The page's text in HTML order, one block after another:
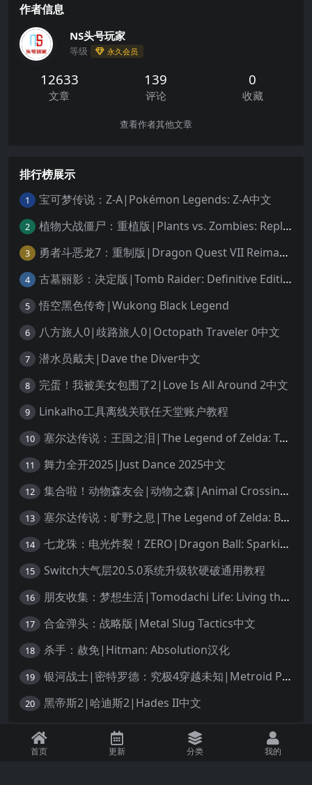
作者信息
NS头号玩家
等级 永久会员
12633
文章
139
评论
0
收藏
查看作者其他文章
排行榜展示
1 宝可梦传说：Z-A|Pokémon Legends: Z-A中文
2 植物大战僵尸：重植版|Plants vs. Zombies: Replanted中文
3 勇者斗恶龙7：重制版|Dragon Quest VII Reimagined中文
4 古墓丽影：决定版|Tomb Raider: Definitive Edition中文
5 悟空黑色传奇|Wukong Black Legend
6 八方旅人0|歧路旅人0|Octopath Traveler 0中文
7 潜水员戴夫|Dave the Diver中文
8 完蛋！我被美女包围了2|Love Is All Around 2中文
9 Linkalho工具离线关联任天堂账户教程
10 塞尔达传说：王国之泪|The Legend of Zelda: Tears of the Kingdom中文
11 舞力全开2025|Just Dance 2025中文
12 集合啦！动物森友会|动物之森|Animal Crossing: New Horizons中文
13 塞尔达传说：旷野之息|The Legend of Zelda: Breath of the Wild中文
14 七龙珠：电光炸裂！ZERO|Dragon Ball: Sparking! Zero中文
15 Switch大气层20.5.0系统升级软硬破通用教程
16 朋友收集：梦想生活|Tomodachi Life: Living the Dream中文
17 合金弹头：战略版|Metal Slug Tactics中文
18 杀手：赦免|Hitman: Absolution汉化
19 银河战士|密特罗德：究极4穿越未知|Metroid Prime 4: Beyond中文
20 黑帝斯2|哈迪斯2|Hades II中文
免责声明：本站资源均源自网络，诺涉及您的版权，知识产权或其他利益，请附
首页 更新 分类 我的